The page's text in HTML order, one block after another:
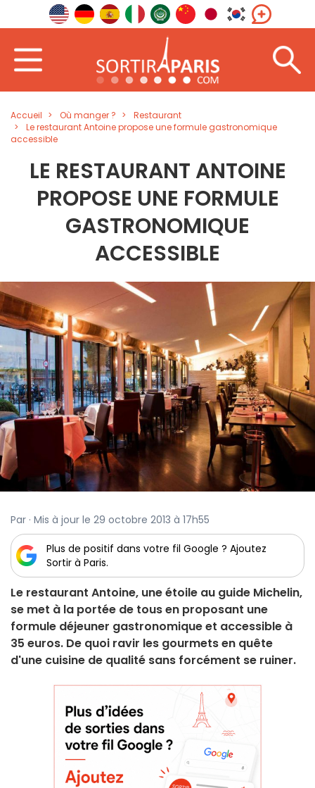
Accueil Où manger ?
Restaurant
Le restaurant Antoine propose une formule gastronomique
accessible
LE RESTAURANT ANTOINE
PROPOSE UNE FORMULE
GASTRONOMIQUE
ACCESSIBLE
Par · Mis à jour le 29 octobre 2013 à 17h55
Plus de positif dans votre fil Google ? Ajoutez
Sortir à Paris.
Le restaurant Antoine, une étoile au guide Michelin,
se met à la portée de tous en proposant une
formule déjeuner gastronomique et accessible à
35 euros. De quoi ravir les gourmets en quête
d'une cuisine de qualité sans forcément se ruiner.